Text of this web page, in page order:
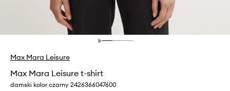
Max Mara Leisure
Max Mara Leisure t-shirt
damski kolor czarny 2426366047600